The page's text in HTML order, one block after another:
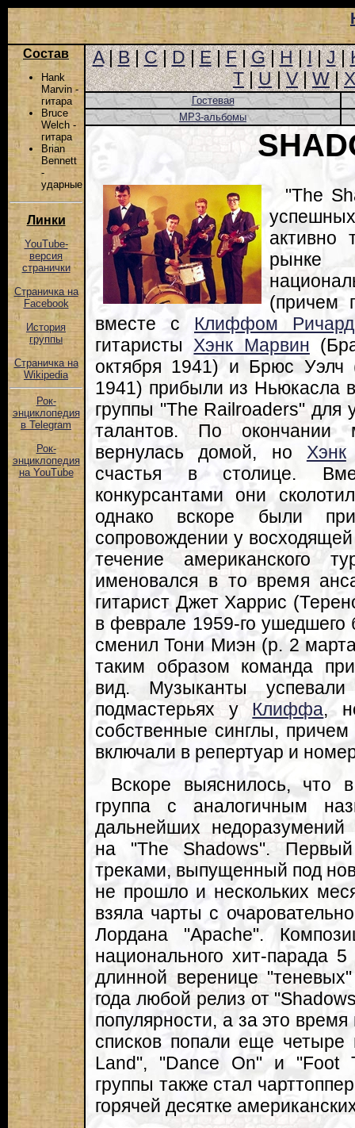
Состав
Hank
Marvin -
гитара
Bruce
Welch -
гитара
Brian
Bennett
-
ударные
Линки
YouTube-
версия
странички
Страничка на
Facebook
История
группы
Страничка на
Wikipedia
Рок-
энциклопедия
в Telegram
Рок-
энциклопедия
на YouTube
A|B|C|D|E|F|G|H|I|J|
T|U|V|W|X
Гостевая
MP3-альбомы
"The
активно
рынке
(причем
вместе с Клиффом
гитаристы Хэнк Марвин
октября 1941) и Брюс
1941) прибыли из Ньюкасла
группы "The Railroaders" для
талантов. По окончании
вернулась домой, но Хэнк
счастья в столице.
конкурсантами они
однако вскоре были
сопровождении у
течение американского
именовался в то время
гитарист Джет Харрис
в феврале 1959-го
сменил Тони Миэн (р. 2
таким образом команда
вид. Музыканты
подмастерьях у Клиффа,
собственные синглы,
включали в репертуар и
Вскоре выяснилось, что
группа с аналогичным
дальнейших недоразумений
на "The Shadows".
треками, выпущенный под
не прошло и нескольких
взяла чарты с
Лордана "Apache".
национального хит-парада
длинной веренице
года любой релиз от
популярности, а за это
списков попали еще
Land", "Dance On" и "Foot
группы также стал
горячей десятке